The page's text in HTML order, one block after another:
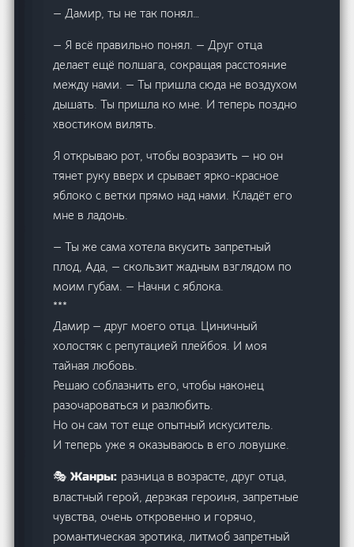
— Дамир, ты не так понял…
— Я всё правильно понял. — Друг отца
делает ещё полшага, сокращая расстояние
между нами. — Ты пришла сюда не воздухом
дышать. Ты пришла ко мне. И теперь поздно
хвостиком вилять.
Я открываю рот, чтобы возразить — но он
тянет руку вверх и срывает ярко-красное
яблоко с ветки прямо над нами. Кладёт его
мне в ладонь.
— Ты же сама хотела вкусить запретный
плод, Ада, — скользит жадным взглядом по
моим губам. — Начни с яблока.
***
Дамир — друг моего отца. Циничный
холостяк с репутацией плейбоя. И моя
тайная любовь.
Решаю соблазнить его, чтобы наконец
разочароваться и разлюбить.
Но он сам тот еще опытный искуситель.
И теперь уже я оказываюсь в его ловушке.
🎭 Жанры:разница в возрасте, друг отца,
властный герой, дерзкая героиня, запретные
чувства, очень откровенно и горячо,
романтическая эротика, литмоб запретный